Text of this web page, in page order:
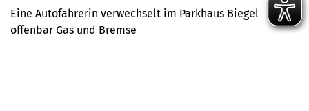
Eine Autofahrerin verwechselt im Parkhaus Biegel
offenbar Gas und Bremse